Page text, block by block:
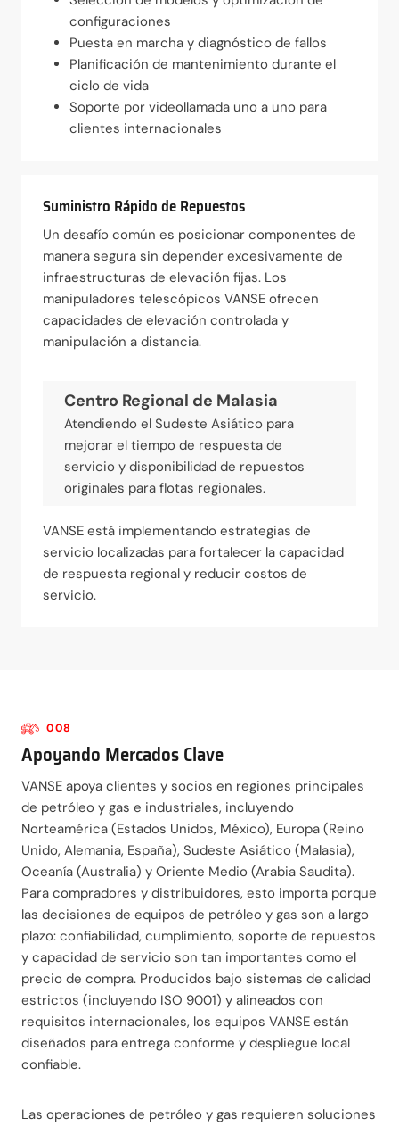
configuraciones
Puesta en marcha y diagnóstico de fallos
Planificación de mantenimiento durante el
ciclo de vida
Soporte por videollamada uno a uno para
clientes internacionales
Suministro Rápido de Repuestos
Un desafío común es posicionar componentes de
manera segura sin depender excesivamente de
infraestructuras de elevación fijas. Los
manipuladores telescópicos VANSE ofrecen
capacidades de elevación controlada y
manipulación a distancia.
Centro Regional de Malasia
Atendiendo el Sudeste Asiático para
mejorar el tiempo de respuesta de
servicio y disponibilidad de repuestos
originales para flotas regionales.
VANSE está implementando estrategias de
servicio localizadas para fortalecer la capacidad
de respuesta regional y reducir costos de
servicio.
008
Apoyando Mercados Clave
VANSE apoya clientes y socios en regiones principales
de petróleo y gas e industriales, incluyendo
Norteamérica (Estados Unidos, México), Europa (Reino
Unido, Alemania, España), Sudeste Asiático (Malasia),
Oceanía (Australia) y Oriente Medio (Arabia Saudita).
Para compradores y distribuidores, esto importa porque
las decisiones de equipos de petróleo y gas son a largo
plazo: confiabilidad, cumplimiento, soporte de repuestos
y capacidad de servicio son tan importantes como el
precio de compra. Producidos bajo sistemas de calidad
estrictos (incluyendo ISO 9001) y alineados con
requisitos internacionales, los equipos VANSE están
diseñados para entrega conforme y despliegue local
confiable.
Las operaciones de petróleo y gas requieren soluciones